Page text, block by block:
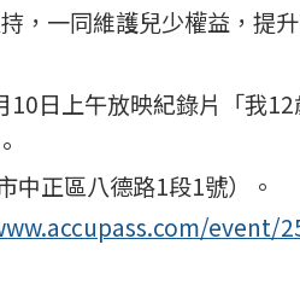
，一同維護兒少權益，提
日上午放映紀錄片「我
中正區八德路1段1號）。
event/